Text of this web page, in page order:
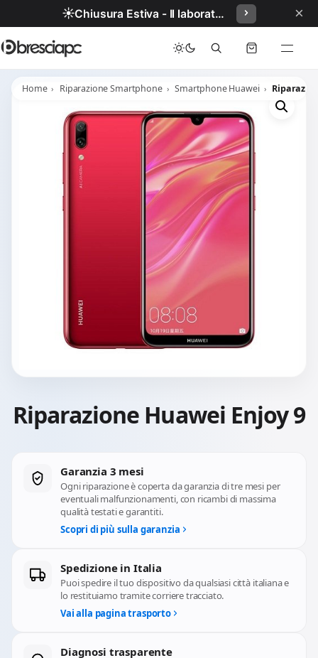
☀️ Chiusura Estiva - Il laboratorio resterà chiuso per ferie dal 29/06/2026 al 05/07/2026 compresi. ×
Home Riparazione Smartphone Smartphone Huawei
Riparazione Huawei Enjoy 9
Garanzia 3 mesi
Ogni riparazione è coperta da garanzia di tre mesi per
eventuali malfunzionamenti, con ricambi di massima
qualità testati e garantiti.
Scopri di più sulla garanzia
Spedizione in Italia
Puoi spedire il tuo dispositivo da qualsiasi città italiana e
lo restituiamo tramite corriere tracciato.
Vai alla pagina trasporto
Diagnosi trasparente